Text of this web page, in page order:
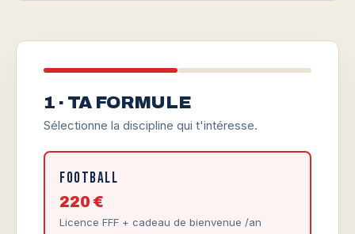
1 · TA FORMULE
Sélectionne la discipline qui t'intéresse.
Football
220 €
Licence FFF + cadeau de bienvenue /an